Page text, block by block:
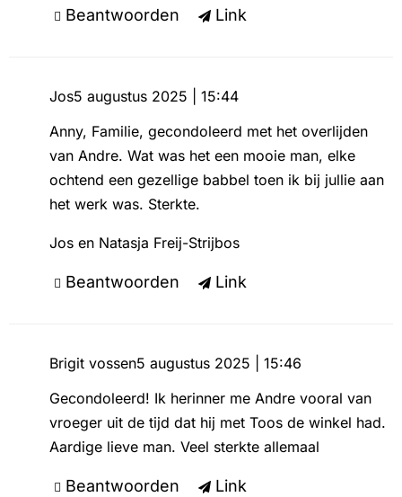
Beantwoorden Link
Jos5 augustus 2025 | 15:44
Anny, Familie, gecondoleerd met het overlijden
van Andre. Wat was het een mooie man, elke
ochtend een gezellige babbel toen ik bij jullie aan
het werk was. Sterkte.
Jos en Natasja Freij-Strijbos
Beantwoorden Link
Brigit vossen5 augustus 2025 | 15:46
Gecondoleerd! Ik herinner me Andre vooral van
vroeger uit de tijd dat hij met Toos de winkel had.
Aardige lieve man. Veel sterkte allemaal
Beantwoorden Link